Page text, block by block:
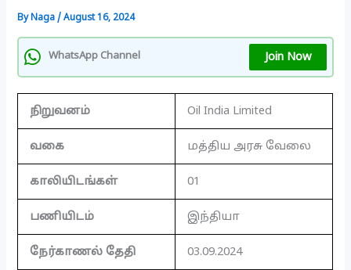
ByNaga/August 16, 2024
WhatsApp Channel Join Now
நிறுவனம் Oil India Limited
வகை மத்திய அரசு வேலை
காலியிடங்கள் 01
பணியிடம் இந்தியா
நேர்காணல் தேதி 03.09.2024